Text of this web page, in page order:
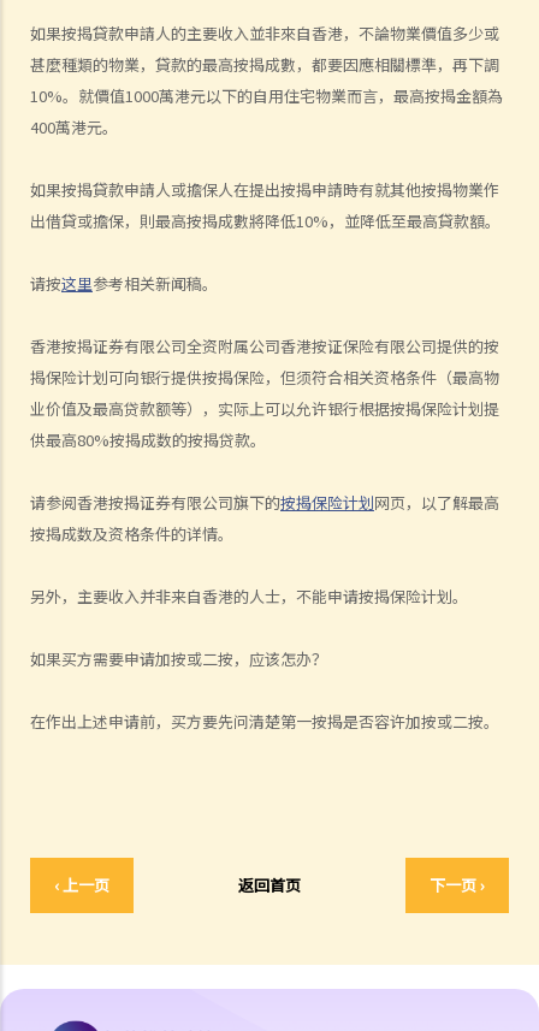
如果按揭貸款申請人的主要收入並非來自香港，不論物業價值多少或
甚麼種類的物業，貸款的最高按揭成數，都要因應相關標準，再下調
10%。就價值1000萬港元以下的自用住宅物業而言，最高按揭金額為
400萬港元。
如果按揭貸款申請人或擔保人在提出按揭申請時有就其他按揭物業作
出借貸或擔保，則最高按揭成數將降低10%，並降低至最高貸款額。
请按这里参考相关新闻稿。
香港按揭证券有限公司全资附属公司香港按证保险有限公司提供的按
揭保险计划可向银行提供按揭保险，但须符合相关资格条件（最高物
业价值及最高贷款额等），实际上可以允许银行根据按揭保险计划提
供最高80%按揭成数的按揭贷款。
请参阅香港按揭证券有限公司旗下的按揭保险计划网页，以了解最高
按揭成数及资格条件的详情。
另外，主要收入并非来自香港的人士，不能申请按揭保险计划。
如果买方需要申请加按或二按，应该怎办？
在作出上述申请前，买方要先问清楚第一按揭是否容许加按或二按。
‹ 上一页 返回首页 下一页 ›
6. 作为买方，如果我要求地产代理介绍楼盘及安排我视察单位，是否一
定要签署地产代理协议？
7. 如果地产代理同时代表卖方及买方（即本人），我可否支付较少的佣
金？
绍一个单位，但最后我透过另一间地产代理或从卖方直接购入该单位，
情况将会怎样？
绍一个单位，但最后由我的亲人（如配偶）透过另一间地产代理或从卖
佣金给第一间地产代理。请参阅表格4内的附表3 ─ 买方须支付的佣
金。如有疑问，可向阁下的律师查询。
10. 如果我对受讬的地产代理的服务感到不满，可向谁投诉？
我告诉一些重要事项。我可否终止临时买卖合约，并向该地产代理（及
其雇主）索偿？
1. 我想买入某单位。在签署临时卖买合约及缴付临时订金（细订）前，
2. 如果物业是连租约卖出，买卖双方应留意甚么？
4. 临时买卖合约是否需要加盖印花（打厘印）及注册？
贷款），买方可如何减低风险？
7. 如果买方要申请按揭贷款，应该如何处理？
交易）？
9. 买家可否在签订临时或正式买卖合约后拒绝完成购买凶宅？